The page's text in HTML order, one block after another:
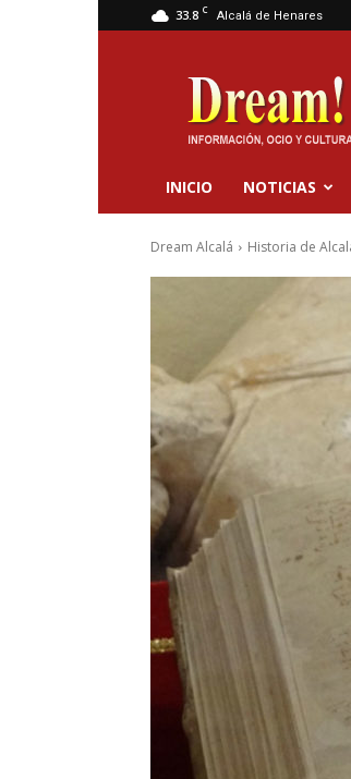
33.8 C Alcalá de Henares
Dream
Alcalá
INICIO NOTICIAS
Dream Alcalá Historia de